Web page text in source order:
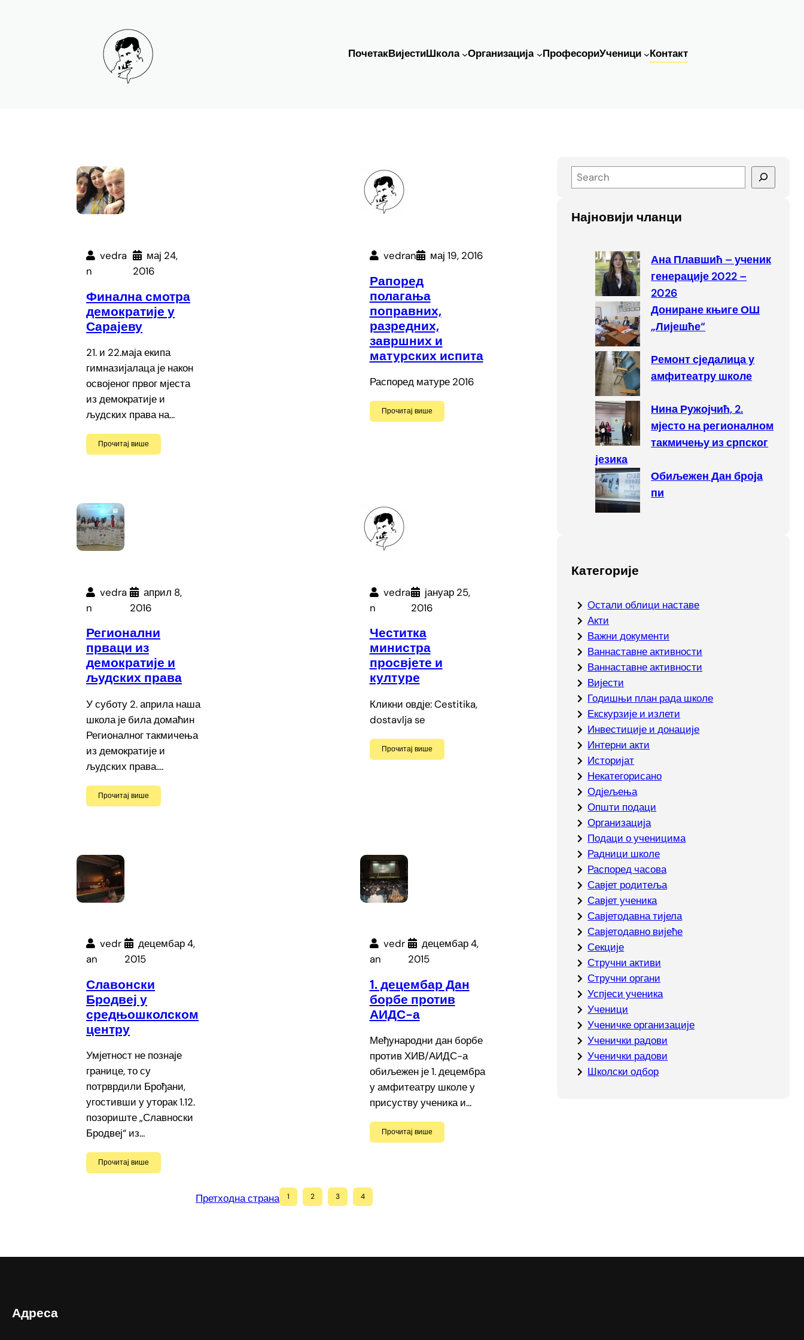
ПочетакВијестиШкола Организација ПрофесориУченици Контакт
vedra
n
мај 24,
2016
Финална смотра
демократије у
Сарајеву
21. и 22.маја екипа
гимназијалаца је након
освојеног првог мјеста
из демократије и
људских права на…
Прочитај више
vedran мај 19, 2016
Рапоред
полагања
поправних,
разредних,
завршних и
матурских испита
Распоред матуре 2016
Прочитај више
vedra
n
април 8,
2016
Регионални
прваци из
демократије и
људских права
У суботу 2. априла наша
школа је била домаћин
Регионалног такмичења
из демократије и
људских права.…
Прочитај више
vedra
n
јануар 25,
2016
Честитка
министра
просвјете и
културе
Кликни овдје: Cestitika,
dostavlja se
Прочитај више
vedr
an
децембар 4,
2015
Славонски
Бродвеј у
средњошколском
центру
Умјетност не познаје
границе, то су
потрврдили Брођани,
угостивши у уторак 1.12.
позориште „Славноски
Бродвеј“ из…
Прочитај више
vedr
an
децембар 4,
2015
1. децембар Дан
борбе против
АИДС-а
Међународни дан борбе
против ХИВ/АИДС-а
обиљежен је 1. децембра
у амфитеатру школе у
присуству ученика и…
Прочитај више
Претходна страна 1 2 3 4
e
r
Најновији чланци
Ана Плавшић – ученик
генерације 2022 –
2026
Дониране књиге ОШ
„Лијешће“
Ремонт сједалица у
амфитеатру школе
Нина Ружојчић, 2.
мјесто на регионалном
такмичењу из српског
језика
Обиљежен Дан броја
пи
Категорије
Oстали облици наставе
Акти
Важни документи
Ваннаставне активности
Ваннаставне активности
Вијести
Годишњи план рада школе
Екскурзије и излети
Инвестиције и донације
Интерни акти
Историјат
Некатегорисано
Одјељења
Општи подаци
Организација
Подаци о ученицима
Радници школе
Распоред часова
Савјет родитеља
Савјет ученика
Савјетодавна тијела
Савјетодавно вијеће
Секције
Стручни активи
Стручни органи
Успјеси ученика
Ученици
Ученичке организације
Ученички радови
Ученички радови
Школски одбор
Адреса